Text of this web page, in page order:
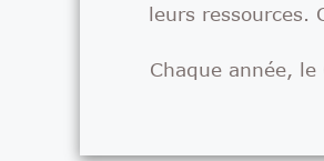
leurs ressources.
Chaque année,